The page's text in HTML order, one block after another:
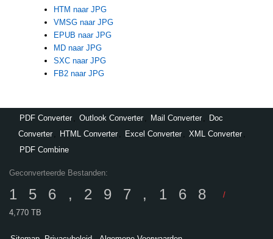
HTM naar JPG
VMSG naar JPG
EPUB naar JPG
MD naar JPG
SXC naar JPG
FB2 naar JPG
PDF Converter Outlook Converter Mail Converter
Doc
Converter
HTML Converter Excel Converter XML Converter
PDF Combine
Geconverteerde Bestanden:
156,297,168
/
4,770 TB